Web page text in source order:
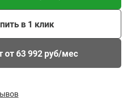
в 1 клик
от 63 992 руб/мес